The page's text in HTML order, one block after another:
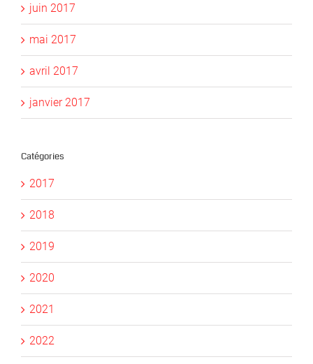
juin 2017
mai 2017
avril 2017
janvier 2017
Catégories
2017
2018
2019
2020
2021
2022